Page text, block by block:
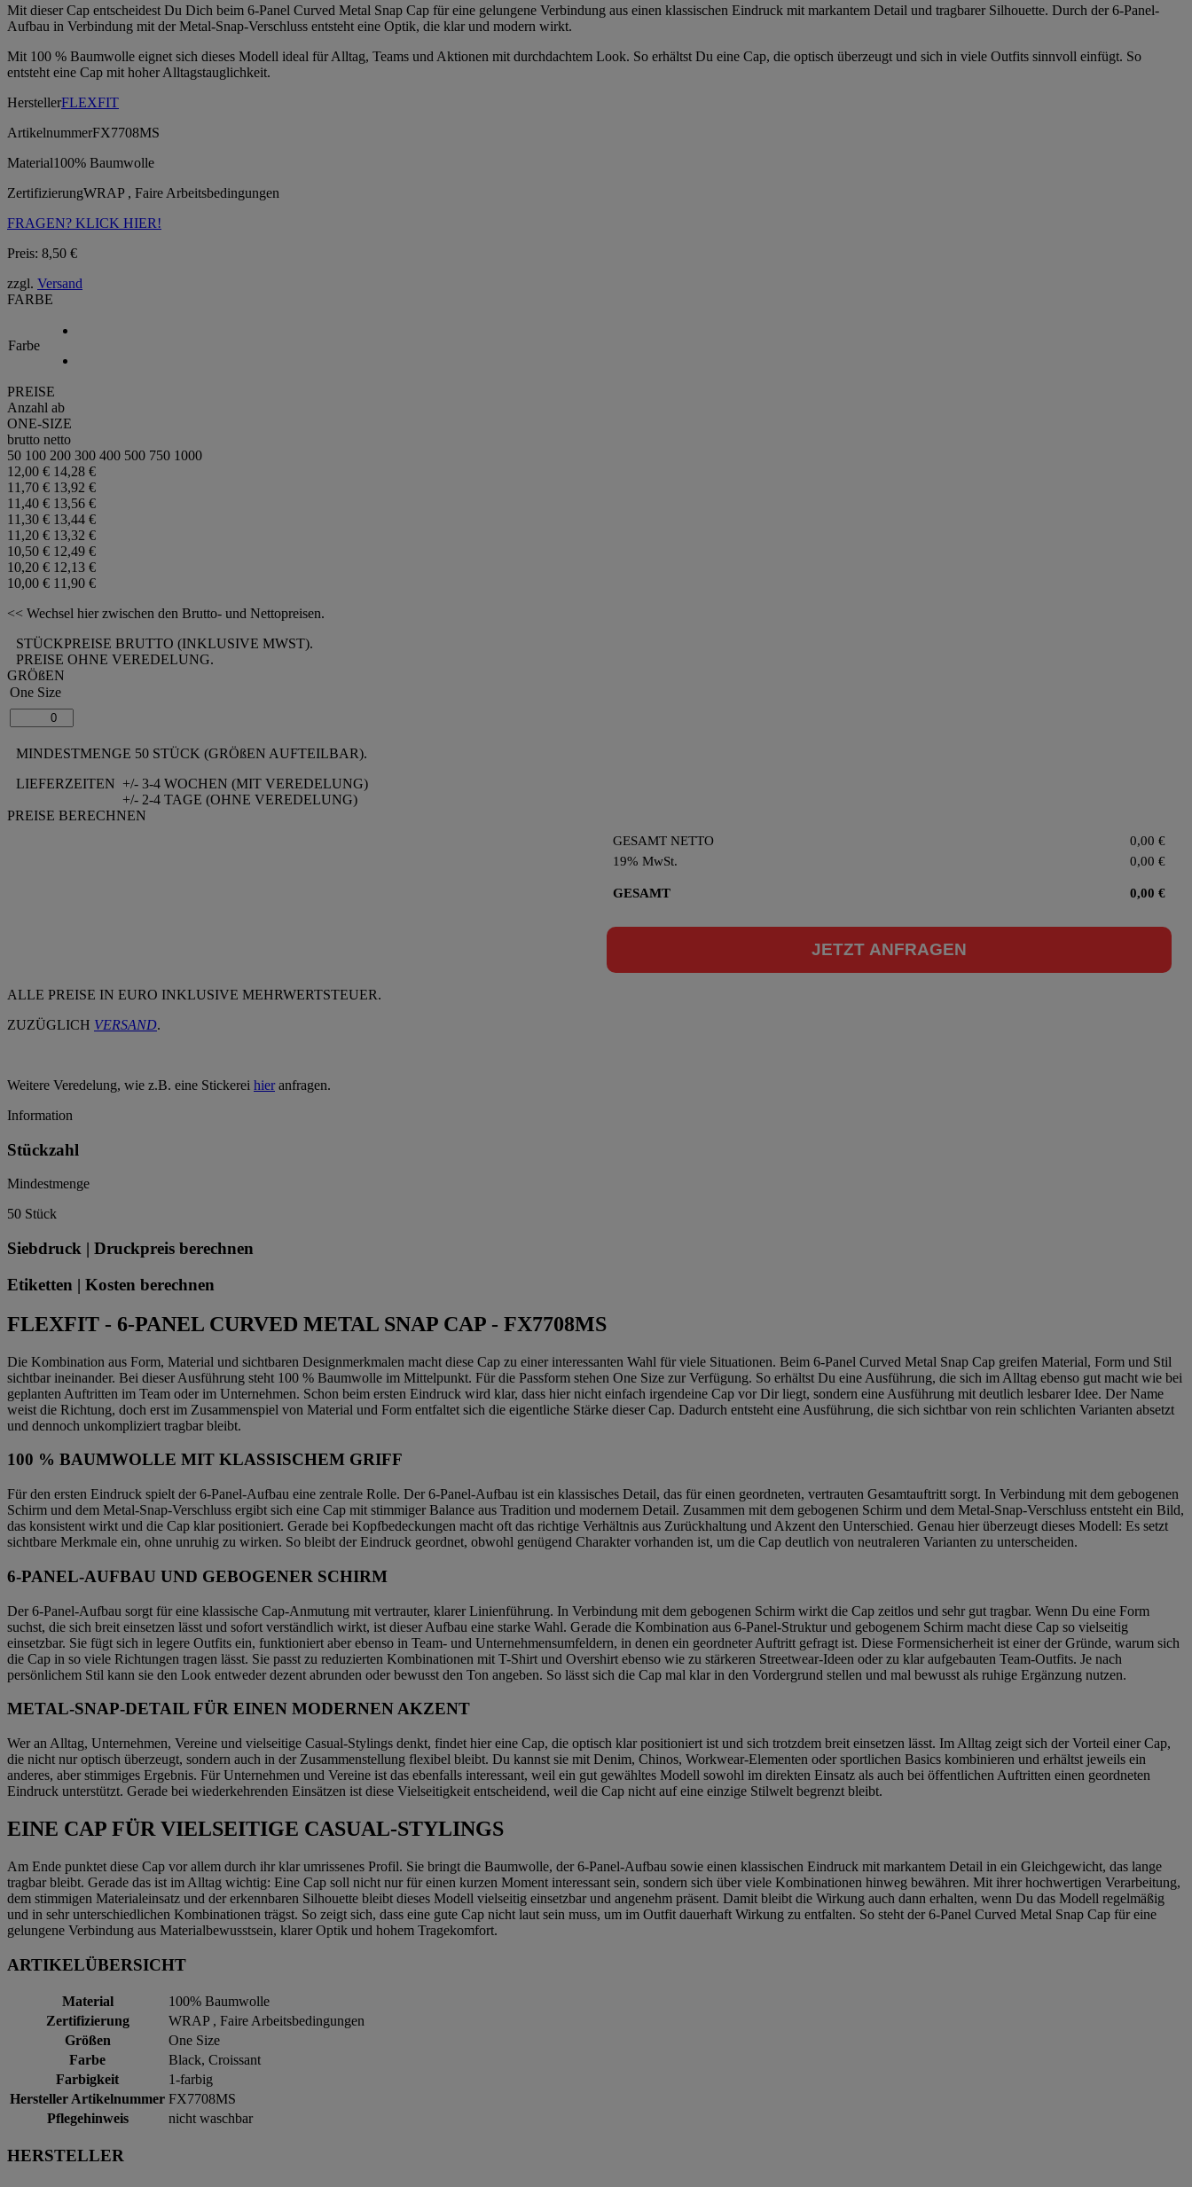
Mit dieser Cap entscheidest Du Dich beim 6-Panel Curved Metal Snap Cap für eine gelungene Verbindung aus einen klassischen Eindruck mit markantem Detail und tragbarer Silhouette. Durch der 6-Panel-
Aufbau in Verbindung mit der Metal-Snap-Verschluss entsteht eine Optik, die klar und modern wirkt.
Mit 100 % Baumwolle eignet sich dieses Modell ideal für Alltag, Teams und Aktionen mit durchdachtem Look. So erhältst Du eine Cap, die optisch überzeugt und sich in viele Outfits sinnvoll einfügt. So
entsteht eine Cap mit hoher Alltagstauglichkeit.
HerstellerFLEXFIT
ArtikelnummerFX7708MS
Material100% Baumwolle
ZertifizierungWRAP , Faire Arbeitsbedingungen
FRAGEN? KLICK HIER!
Preis: 8,50 €
zzgl. Versand
FARBE
Farbe
PREISE
Anzahl ab
ONE-SIZE
brutto netto
50 100 200 300 400 500 750 1000
12,00 € 14,28 €
11,70 € 13,92 €
11,40 € 13,56 €
11,30 € 13,44 €
11,20 € 13,32 €
10,50 € 12,49 €
10,20 € 12,13 €
10,00 € 11,90 €
<< Wechsel hier zwischen den Brutto- und Nettopreisen.
STÜCKPREISE BRUTTO (INKLUSIVE MWST).
PREISE OHNE VEREDELUNG.
GRÖßEN
One Size
MINDESTMENGE 50 STÜCK (GRÖßEN AUFTEILBAR).
LIEFERZEITEN +/- 3-4 WOCHEN (MIT VEREDELUNG)
+/- 2-4 TAGE (OHNE VEREDELUNG)
PREISE BERECHNEN
GESAMT NETTO 0,00 €
19% MwSt.
0,00 €
GESAMT 0,00 €
JETZT ANFRAGEN
ALLE PREISE IN EURO INKLUSIVE MEHRWERTSTEUER.
ZUZÜGLICH VERSAND.
Weitere Veredelung, wie z.B. eine Stickerei hieranfragen.
Information
Stückzahl
Mindestmenge
50 Stück
Siebdruck | Druckpreis berechnen
Etiketten | Kosten berechnen
FLEXFIT - 6-PANEL CURVED METAL SNAP CAP - FX7708MS
Die Kombination aus Form, Material und sichtbaren Designmerkmalen macht diese Cap zu einer interessanten Wahl für viele Situationen. Beim 6-Panel Curved Metal Snap Cap greifen Material, Form und Stil
sichtbar ineinander. Bei dieser Ausführung steht 100 % Baumwolle im Mittelpunkt. Für die Passform stehen One Size zur Verfügung. So erhältst Du eine Ausführung, die sich im Alltag ebenso gut macht wie bei
geplanten Auftritten im Team oder im Unternehmen. Schon beim ersten Eindruck wird klar, dass hier nicht einfach irgendeine Cap vor Dir liegt, sondern eine Ausführung mit deutlich lesbarer Idee. Der Name
weist die Richtung, doch erst im Zusammenspiel von Material und Form entfaltet sich die eigentliche Stärke dieser Cap. Dadurch entsteht eine Ausführung, die sich sichtbar von rein schlichten Varianten absetzt
und dennoch unkompliziert tragbar bleibt.
100 % BAUMWOLLE MIT KLASSISCHEM GRIFF
Für den ersten Eindruck spielt der 6-Panel-Aufbau eine zentrale Rolle. Der 6-Panel-Aufbau ist ein klassisches Detail, das für einen geordneten, vertrauten Gesamtauftritt sorgt. In Verbindung mit dem gebogenen
Schirm und dem Metal-Snap-Verschluss ergibt sich eine Cap mit stimmiger Balance aus Tradition und modernem Detail. Zusammen mit dem gebogenen Schirm und dem Metal-Snap-Verschluss entsteht ein Bild,
das konsistent wirkt und die Cap klar positioniert. Gerade bei Kopfbedeckungen macht oft das richtige Verhältnis aus Zurückhaltung und Akzent den Unterschied. Genau hier überzeugt dieses Modell: Es setzt
sichtbare Merkmale ein, ohne unruhig zu wirken. So bleibt der Eindruck geordnet, obwohl genügend Charakter vorhanden ist, um die Cap deutlich von neutraleren Varianten zu unterscheiden.
6-PANEL-AUFBAU UND GEBOGENER SCHIRM
Der 6-Panel-Aufbau sorgt für eine klassische Cap-Anmutung mit vertrauter, klarer Linienführung. In Verbindung mit dem gebogenen Schirm wirkt die Cap zeitlos und sehr gut tragbar. Wenn Du eine Form
suchst, die sich breit einsetzen lässt und sofort verständlich wirkt, ist dieser Aufbau eine starke Wahl. Gerade die Kombination aus 6-Panel-Struktur und gebogenem Schirm macht diese Cap so vielseitig
einsetzbar. Sie fügt sich in legere Outfits ein, funktioniert aber ebenso in Team- und Unternehmensumfeldern, in denen ein geordneter Auftritt gefragt ist. Diese Formensicherheit ist einer der Gründe, warum sich
die Cap in so viele Richtungen tragen lässt. Sie passt zu reduzierten Kombinationen mit T-Shirt und Overshirt ebenso wie zu stärkeren Streetwear-Ideen oder zu klar aufgebauten Team-Outfits. Je nach
persönlichem Stil kann sie den Look entweder dezent abrunden oder bewusst den Ton angeben. So lässt sich die Cap mal klar in den Vordergrund stellen und mal bewusst als ruhige Ergänzung nutzen.
METAL-SNAP-DETAIL FÜR EINEN MODERNEN AKZENT
Wer an Alltag, Unternehmen, Vereine und vielseitige Casual-Stylings denkt, findet hier eine Cap, die optisch klar positioniert ist und sich trotzdem breit einsetzen lässt. Im Alltag zeigt sich der Vorteil einer Cap,
die nicht nur optisch überzeugt, sondern auch in der Zusammenstellung flexibel bleibt. Du kannst sie mit Denim, Chinos, Workwear-Elementen oder sportlichen Basics kombinieren und erhältst jeweils ein
anderes, aber stimmiges Ergebnis. Für Unternehmen und Vereine ist das ebenfalls interessant, weil ein gut gewähltes Modell sowohl im direkten Einsatz als auch bei öffentlichen Auftritten einen geordneten
Eindruck unterstützt. Gerade bei wiederkehrenden Einsätzen ist diese Vielseitigkeit entscheidend, weil die Cap nicht auf eine einzige Stilwelt begrenzt bleibt.
EINE CAP FÜR VIELSEITIGE CASUAL-STYLINGS
Am Ende punktet diese Cap vor allem durch ihr klar umrissenes Profil. Sie bringt die Baumwolle, der 6-Panel-Aufbau sowie einen klassischen Eindruck mit markantem Detail in ein Gleichgewicht, das lange
tragbar bleibt. Gerade das ist im Alltag wichtig: Eine Cap soll nicht nur für einen kurzen Moment interessant sein, sondern sich über viele Kombinationen hinweg bewähren. Mit ihrer hochwertigen Verarbeitung,
dem stimmigen Materialeinsatz und der erkennbaren Silhouette bleibt dieses Modell vielseitig einsetzbar und angenehm präsent. Damit bleibt die Wirkung auch dann erhalten, wenn Du das Modell regelmäßig
und in sehr unterschiedlichen Kombinationen trägst. So zeigt sich, dass eine gute Cap nicht laut sein muss, um im Outfit dauerhaft Wirkung zu entfalten. So steht der 6-Panel Curved Metal Snap Cap für eine
gelungene Verbindung aus Materialbewusstsein, klarer Optik und hohem Tragekomfort.
ARTIKELÜBERSICHT
Material
100% Baumwolle
Zertifizierung
WRAP , Faire Arbeitsbedingungen
Größen
One Size
Farbe
Black, Croissant
Farbigkeit
1-farbig
Hersteller Artikelnummer FX7708MS
Pflegehinweis
nicht waschbar
HERSTELLER